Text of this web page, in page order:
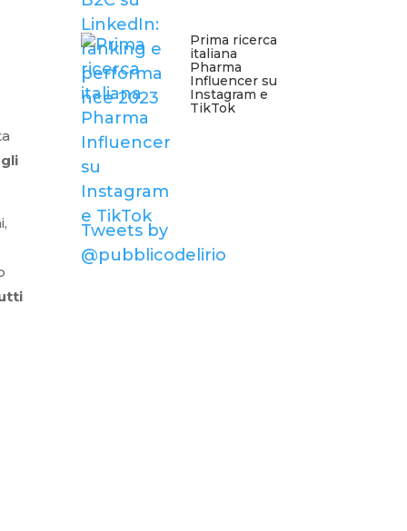
Prima ricerca
italiana
Pharma
Influencer su
Instagram e
TikTok
Tweets by
@pubblicodelirio